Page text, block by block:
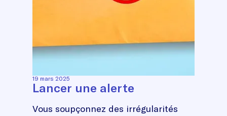
19 mars 2025
Lancer une alerte
Vous soupçonnez des irrégularités